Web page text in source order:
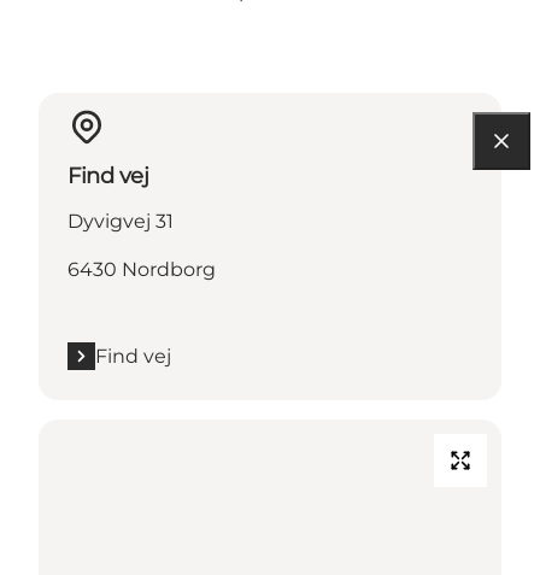
Find vej
Dyvigvej 31
6430 Nordborg
Find vej